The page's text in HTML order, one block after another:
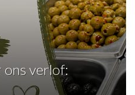
ons verlof: